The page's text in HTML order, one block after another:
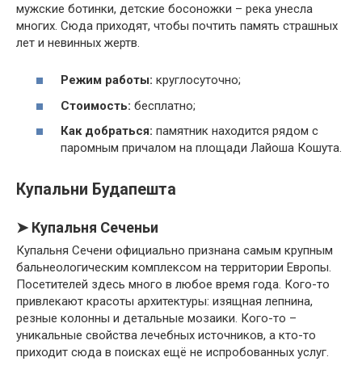
мужские ботинки, детские босоножки – река унесла
многих. Сюда приходят, чтобы почтить память страшных
лет и невинных жертв.
Режим работы: круглосуточно;
Стоимость: бесплатно;
Как добраться: памятник находится рядом с
паромным причалом на площади Лайоша Кошута.
Купальни Будапешта
➤ Купальня Сеченьи
Купальня Сечени официально признана самым крупным
бальнеологическим комплексом на территории Европы.
Посетителей здесь много в любое время года. Кого-то
привлекают красоты архитектуры: изящная лепнина,
резные колонны и детальные мозаики. Кого-то –
уникальные свойства лечебных источников, а кто-то
приходит сюда в поисках ещё не испробованных услуг.